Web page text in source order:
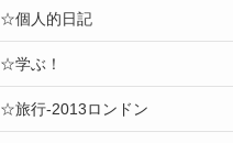
☆個人的日記
☆学ぶ！
☆旅行-2013ロンドン